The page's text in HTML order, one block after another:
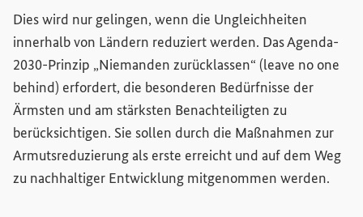
Dies wird nur gelingen, wenn die Ungleichheiten
innerhalb von Ländern reduziert werden. Das Agenda-
2030-Prinzip „Niemanden zurücklassen“ (leave no one
behind) erfordert, die besonderen Bedürfnisse der
Ärmsten und am stärksten Benachteiligten zu
berücksichtigen. Sie sollen durch die Maßnahmen zur
Armutsreduzierung als erste erreicht und auf dem Weg
zu nachhaltiger Entwicklung mitgenommen werden.